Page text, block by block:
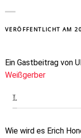
VERÖFFENTLICHT AM
Ein Gastbeitrag von
Weißgerber
I.
Wie wird es Erich